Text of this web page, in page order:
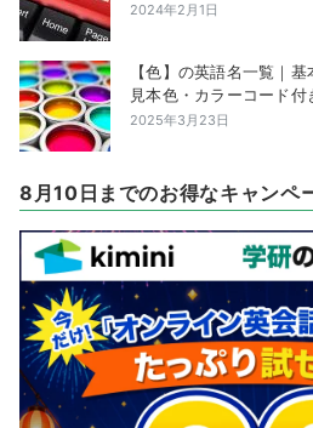
2024年2月1日
【色】の英語名一覧｜
見本色・カラーコード付
2025年3月23日
8月10日までのお得なキャンペ